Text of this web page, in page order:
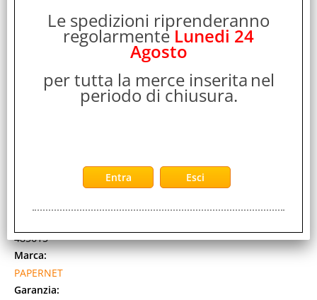
PAPERNET ASCIUGAMANI PIEGATI A V FLUSHY IN
PURA CELLULOSA 210 FOGLI DA 21X22 CM BIANCO
485615
Marca:
PAPERNET
Garanzia:
Le spedizioni riprenderanno
regolarmente Lunedi 24
Agosto
per tutta la merce inserita nel
periodo di chiusura.